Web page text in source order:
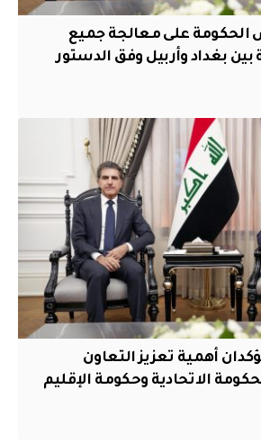
الحكومة على معالجة جميع
بين بغداد وأربيل وفق الدستور
أهمية تعزيز التعاون
الاتحادية وحكومة الإقليم